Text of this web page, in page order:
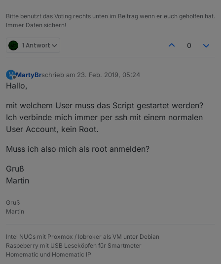
Bitte benutzt das Voting rechts unten im Beitrag wenn er euch geholfen hat.
Immer Daten sichern!
1 Antwort 0
M
Offline
MartyBrschrieb am 23. Feb. 2019, 05:24
zuletzt editiert von
Hallo,
mit welchem User muss das Script gestartet werden?
Ich verbinde mich immer per ssh mit einem normalen
User Account, kein Root.
Muss ich also mich als root anmelden?
Gruß
Martin
Gruß
Martin
Intel NUCs mit Proxmox / Iobroker als VM unter Debian
Raspeberry mit USB Leseköpfen für Smartmeter
Homematic und Homematic IP